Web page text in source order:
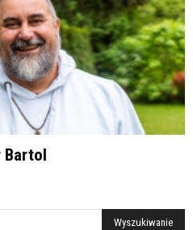
Bartol